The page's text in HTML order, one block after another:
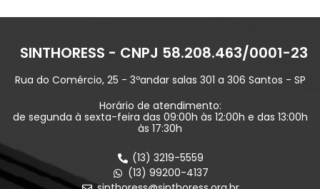
SINTHORESS - CNPJ 58.208.463/0001-23
Rua do Comércio, 25 - 3ºandar salas 301 a 306 Santos - SP
Horário de atendimento:
de segunda à sexta-feira das 09:00h às 12:00h e das 13:00h
às 17:30h
(13) 3219-5559
(13) 99200-4137